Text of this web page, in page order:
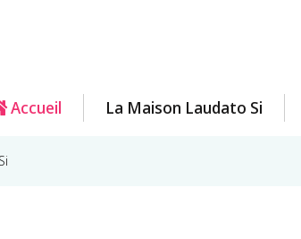
Accueil La Maison Laudato Si